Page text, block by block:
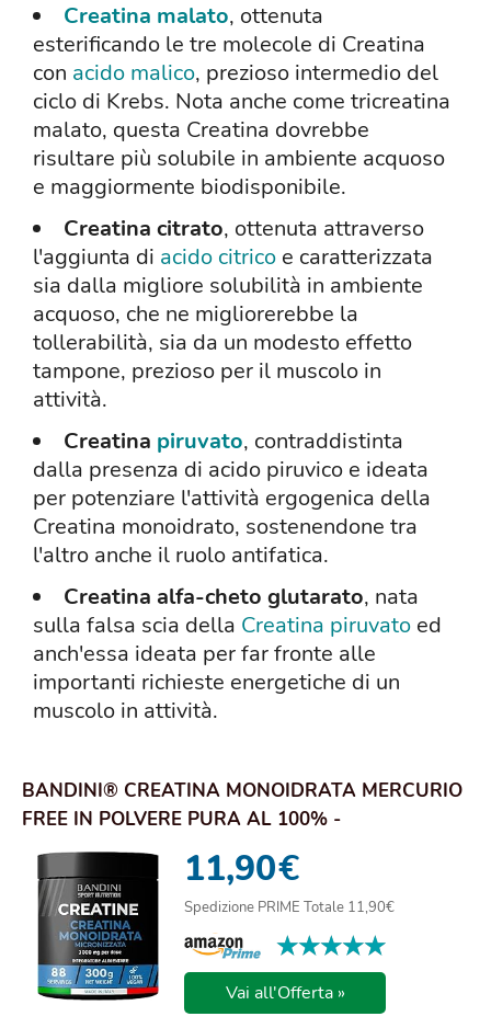
Creatina malato, ottenuta
esterificando le tre molecole di Creatina
con acido malico, prezioso intermedio del
ciclo di Krebs. Nota anche come tricreatina
malato, questa Creatina dovrebbe
risultare più solubile in ambiente acquoso
e maggiormente biodisponibile.
Creatina citrato, ottenuta attraverso
l'aggiunta di acido citrico e caratterizzata
sia dalla migliore solubilità in ambiente
acquoso, che ne migliorerebbe la
tollerabilità, sia da un modesto effetto
tampone, prezioso per il muscolo in
attività.
Creatina piruvato, contraddistinta
dalla presenza di acido piruvico e ideata
per potenziare l'attività ergogenica della
Creatina monoidrato, sostenendone tra
l'altro anche il ruolo antifatica.
Creatina alfa-cheto glutarato, nata
sulla falsa scia della Creatina piruvato ed
anch'essa ideata per far fronte alle
importanti richieste energetiche di un
muscolo in attività.
BANDINI® CREATINA MONOIDRATA MERCURIO
FREE IN POLVERE PURA AL 100% -
INTEGRATORE PER AL...11,90€
Spedizione PRIME Totale 11,90€
★★★★★
★★★★★
Vai all'Offerta »